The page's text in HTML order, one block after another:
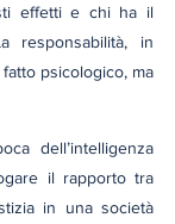
effetti e chi ha il
responsabilità, in
psicologico, ma
dell’intelligenza
il rapporto tra
in una società